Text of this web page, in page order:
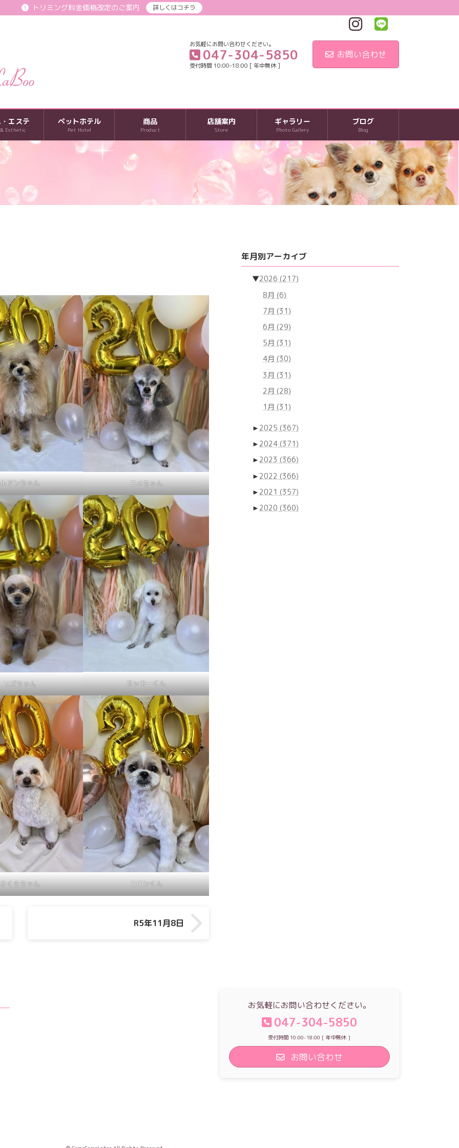
トリミング料金価格改定のご案内 詳しくはコチラ
お気軽にお問い合わせください。
047-304-5850
受付時間 10:00-18:00 [ 年中無休 ]
お問い合わせ
エステ
& Esthetic
ペットホテル
Pet Hotel
商品
Product
店舗案内
Store
ギャラリー
Photo Gallery
ブログ
Blog
ルアンちゃん コメちゃん
リズちゃん ミッキーくん
さくらちゃん コロンくん
R5年11月8日
年月別アーカイブ
▼2026 (217)
8月 (6)
7月 (31)
6月 (29)
5月 (31)
4月 (30)
3月 (31)
2月 (28)
1月 (31)
► 2025 (367)
► 2024 (371)
► 2023 (366)
► 2022 (366)
► 2021 (357)
► 2020 (360)
お気軽にお問い合わせください。
047-304-5850
受付時間 10:00-18:00 [ 年中無休 ]
お問い合わせ